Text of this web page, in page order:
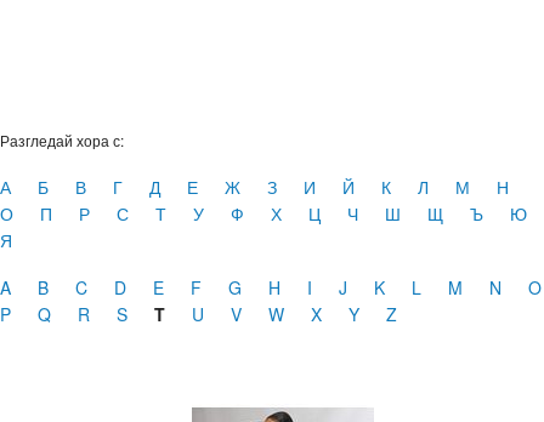
Разгледай хора с:
А Б В Г Д Е Ж З И Й К Л М
Н
О
П Р С Т У Ф Х Ц Ч Ш Щ Ъ
Ю
Я
A
B C D E F G H I J K L M N
O
P
Q R S T U V W X Y Z